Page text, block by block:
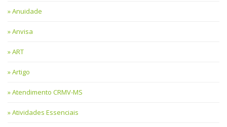
Anuidade
Anvisa
ART
Artigo
Atendimento CRMV-MS
Atividades Essenciais